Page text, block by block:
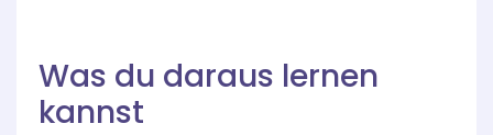
Was du daraus lernen
kannst